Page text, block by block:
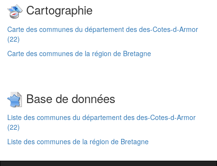
Cartographie
Carte des communes du département des des-Cotes-d-Armor
(22)
Carte des communes de la région de Bretagne
Base de données
Liste des communes du département des des-Cotes-d-Armor
(22)
Liste des communes de la région de Bretagne